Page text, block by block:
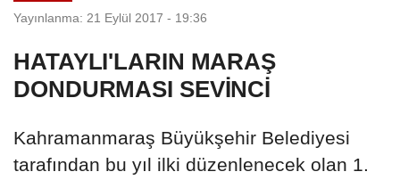
Yayınlanma: 21 Eylül 2017 - 19:36
HATAYLI'LARIN MARAŞ
DONDURMASI SEVİNCİ
Kahramanmaraş Büyükşehir Belediyesi
tarafından bu yıl ilki düzenlenecek olan 1.